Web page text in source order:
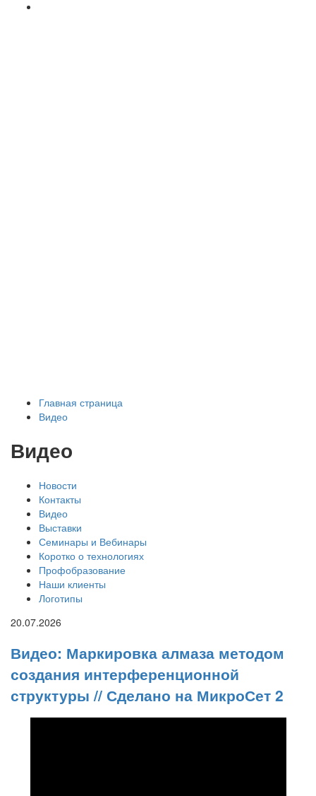
Главная страница
Видео
Видео
Новости
Контакты
Видео
Выставки
Семинары и Вебинары
Коротко о технологиях
Профобразование
Наши клиенты
Логотипы
20.07.2026
Видео: Маркировка алмаза методом
создания интерференционной
структуры // Сделано на МикроСет 2